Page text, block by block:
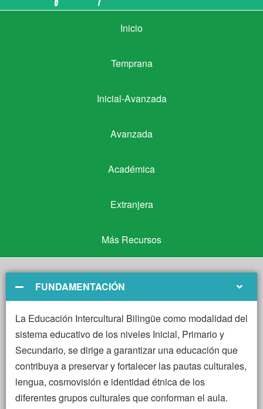
Inicio
Inicio
Temprana
Temprana
Inicial-Avanzada
Inicial-Avanzada
Avanzada
Avanzada
Académica
Académica
Extranjera
Extranjera
Más Recursos
Más Recursos
FUNDAMENTACIÓN
La Educación Intercultural Bilingüe como modalidad del
sistema educativo de los niveles Inicial, Primario y
Secundario, se dirige a garantizar una educación que
contribuya a preservar y fortalecer las pautas culturales,
lengua, cosmovisión e identidad étnica de los
diferentes grupos culturales que conforman el aula.